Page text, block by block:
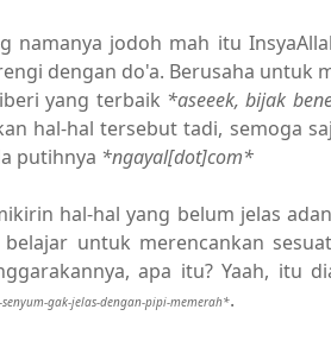
namanya jodoh mah itu
dengan do'a. Berusaha untuk
yang terbaik *aseeek, bijak
hal-hal tersebut tadi, semoga
putihnya *ngayal[dot]com*
hal-hal yang belum jelas
untuk merencankan
apa itu? Yaah, itu
gak-jelas-dengan-pipi-memerah*.